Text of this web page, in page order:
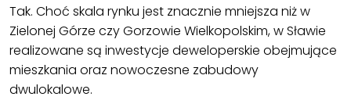
Tak. Choć skala rynku jest znacznie mniejsza niż w
Zielonej Górze czy Gorzowie Wielkopolskim, w Sławie
realizowane są inwestycje deweloperskie obejmujące
mieszkania oraz nowoczesne zabudowy
dwulokalowe.